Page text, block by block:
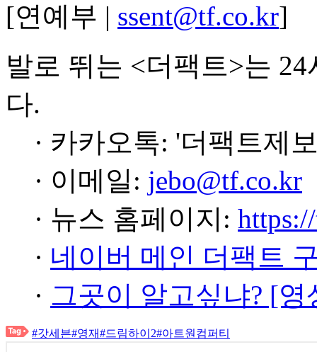
[연예부 | ssent@tf.co.kr]
발로 뛰는 <더팩트>는
다.
· 카카오톡: '더팩트제
· 이메일: jebo@tf.co.kr
· 뉴스 홈페이지:
· 네이버 메인 더팩트
· 그곳이 알고싶냐? [
#갓세븐#영재#드림하이2#아트원컴퍼티